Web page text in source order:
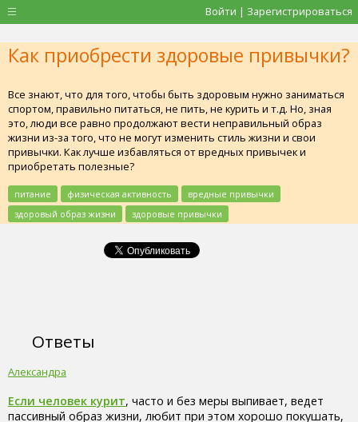
Войти | Зарегистрироваться
Как приобрести здоровые привычки?
Все знают, что для того, чтобы быть здоровым нужно заниматься
спортом, правильно питаться, не пить, не курить и т.д. Но, зная
это, люди все равно продолжают вести неправильный образ
жизни из-за того, что не могут изменить стиль жизни и свои
привычки. Как лучше избавляться от вредных привычек и
приобретать полезные?
питание физическая активность
вредные привычки
здоровый образ жизни
здоровые привычки
Ответы
Александра
Если человек курит, часто и без меры выпивает, ведет
пассивный образ жизни, любит при этом хорошо покушать,